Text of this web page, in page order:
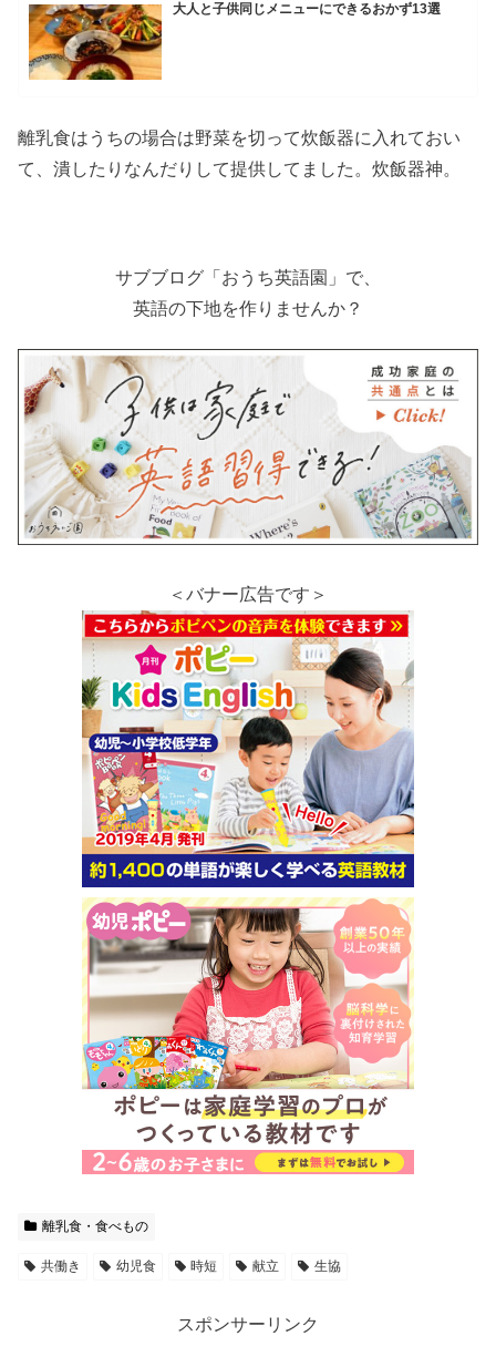
大人と子供同じメニューにできるおかず13選
離乳食はうちの場合は野菜を切って炊飯器に入れておい
て、潰したりなんだりして提供してました。炊飯器神。
サブブログ「おうち英語園」で、
英語の下地を作りませんか？
＜バナー広告です＞
離乳食・食べもの
共働き 幼児食 時短 献立 生協
スポンサーリンク